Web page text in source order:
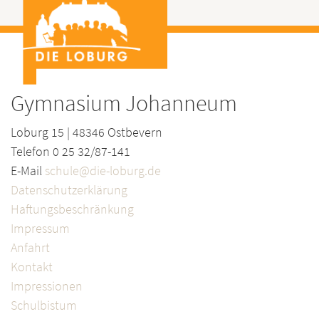
Gymnasium Johanneum
Loburg 15 | 48346 Ostbevern
Telefon 0 25 32/87-141
E-Mail schule@die-loburg.de
Datenschutzerklärung
Haftungsbeschränkung
Impressum
Anfahrt
Kontakt
Impressionen
Schulbistum